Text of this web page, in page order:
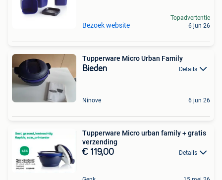
Bezoek website
Topadvertentie
6 jun 26
Tupperware Micro Urban Family
Bieden Details
Ninove 6 jun 26
Tupperware Micro urban family + gratis
verzending
€ 119,00 Details